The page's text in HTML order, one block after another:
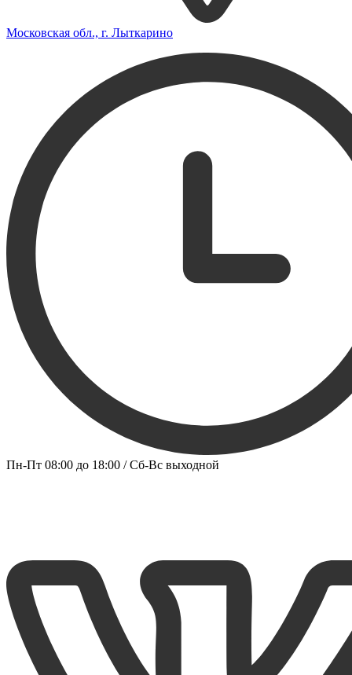
Московская обл., г. Лыткарино
Пн-Пт 08:00 до 18:00 / Сб-Вс выходной